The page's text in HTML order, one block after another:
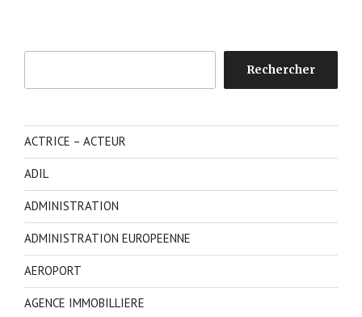
Rechercher
ACTRICE – ACTEUR
ADIL
ADMINISTRATION
ADMINISTRATION EUROPEENNE
AEROPORT
AGENCE IMMOBILLIERE